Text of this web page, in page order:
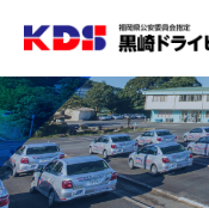
トップページ